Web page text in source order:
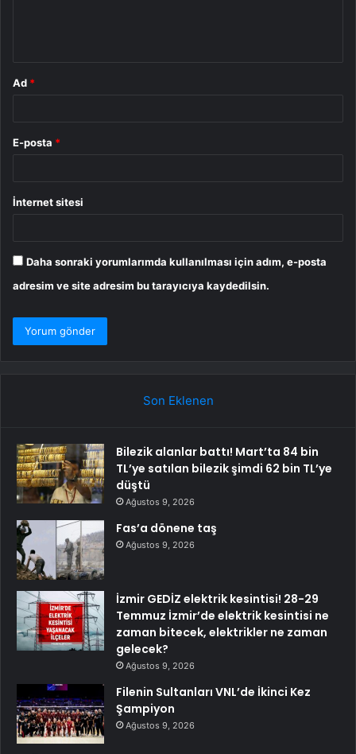
Ad *
E-posta *
İnternet sitesi
Daha sonraki yorumlarımda kullanılması için adım, e-posta
adresim ve site adresim bu tarayıcıya kaydedilsin.
Son Eklenen
Bilezik alanlar battı! Mart’ta 84 bin
TL’ye satılan bilezik şimdi 62 bin TL’ye
düştü
Ağustos 9, 2026
Fas’a dönene taş
Ağustos 9, 2026
İzmir GEDİZ elektrik kesintisi! 28-29
Temmuz İzmir’de elektrik kesintisi ne
zaman bitecek, elektrikler ne zaman
gelecek?
Ağustos 9, 2026
Filenin Sultanları VNL’de İkinci Kez
Şampiyon
Ağustos 9, 2026